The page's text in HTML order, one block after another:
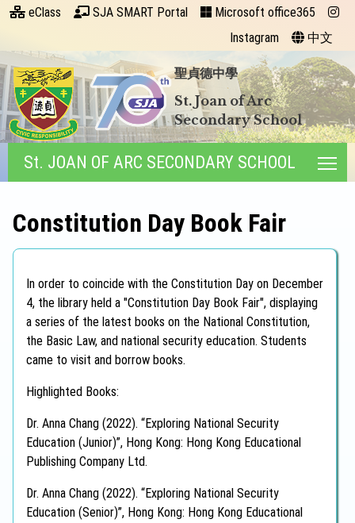
eClass SJA SMART Portal
Microsoft office365
Instagram
中文
聖貞德中學
St. Joan of Arc
Secondary School
St. JOAN OF ARC SECONDARY SCHOOL
Constitution Day Book Fair
In order to coincide with the Constitution Day on December
4, the library held a "Constitution Day Book Fair", displaying
a series of the latest books on the National Constitution,
the Basic Law, and national security education. Students
came to visit and borrow books.
Highlighted Books:
Dr. Anna Chang (2022). “Exploring National Security
Education (Junior)”, Hong Kong: Hong Kong Educational
Publishing Company Ltd.
Dr. Anna Chang (2022). “Exploring National Security
Education (Senior)”, Hong Kong: Hong Kong Educational